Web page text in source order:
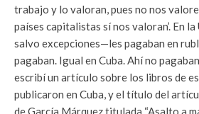
trabajo y lo valoran, pues no nos
países capitalistas sí nos valoran’. En
salvo excepciones—les pagaban en
pagaban. Igual en Cuba. Ahí no
escribí un artículo sobre los libros de
publicaron en Cuba, y el título del
de García Márquez titulada “Asalto a